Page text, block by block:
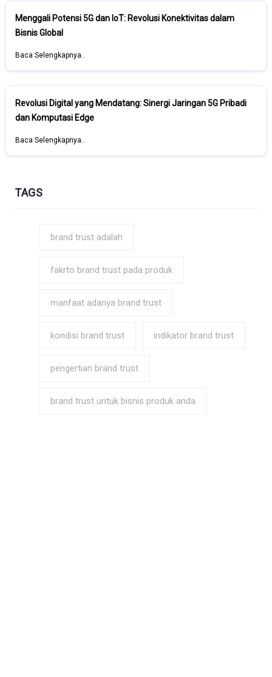
Menggali Potensi 5G dan IoT: Revolusi Konektivitas dalam
Bisnis Global
Baca Selengkapnya..
Revolusi Digital yang Mendatang: Sinergi Jaringan 5G Pribadi
dan Komputasi Edge
Baca Selengkapnya..
TAGS
brand trust adalah
fakrto brand trust pada produk
manfaat adanya brand trust
kondisi brand trust indikator brand trust
pengertian brand trust
brand trust untuk bisnis produk anda